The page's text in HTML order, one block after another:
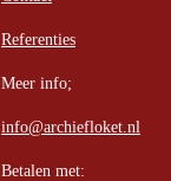
Referenties
Meer info;
info@archiefloket.nl
Betalen met: